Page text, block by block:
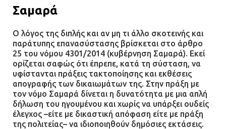
Σαμαρά
Ο λόγος της διπλής και αν μη τι άλλο σκοτεινής και
παράτυπης επανασύστασης βρίσκεται στο άρθρο
25 του νόμου 4301/2014 (κυβέρνηση Σαμαρά). Εκεί
ορίζεται σαφώς ότι έπρεπε, κατά τη σύσταση, να
υφίστανται πράξεις τακτοποίησης και εκθέσεις
απογραφής των δικαιωμάτων της. Στην πράξη με
τον νόμο Σαμαρά δίνεται η δυνατότητα με μια απλή
δήλωση του ηγουμένου και χωρίς να υπάρξει ουδείς
έλεγχος –είτε με δικαστική απόφαση είτε με πράξη
της πολιτείας– να ιδιοποιηθούν δημόσιες εκτάσεις.